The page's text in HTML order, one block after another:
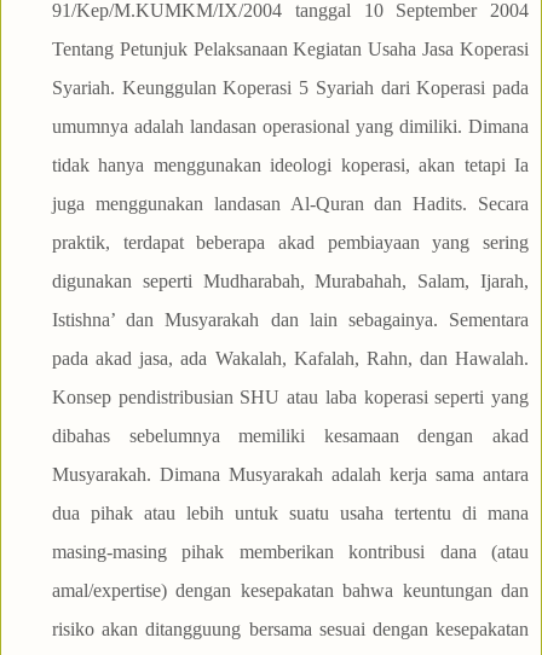
91/Kep/M.KUMKM/IX/2004 tanggal 10 September 2004
Tentang Petunjuk Pelaksanaan Kegiatan Usaha Jasa Koperasi
Syariah. Keunggulan Koperasi 5 Syariah dari Koperasi pada
umumnya adalah landasan operasional yang dimiliki. Dimana
tidak hanya menggunakan ideologi koperasi, akan tetapi Ia
juga menggunakan landasan Al-Quran dan Hadits. Secara
praktik, terdapat beberapa akad pembiayaan yang sering
digunakan seperti Mudharabah, Murabahah, Salam, Ijarah,
Istishna’ dan Musyarakah dan lain sebagainya. Sementara
pada akad jasa, ada Wakalah, Kafalah, Rahn, dan Hawalah.
Konsep pendistribusian SHU atau laba koperasi seperti yang
dibahas sebelumnya memiliki kesamaan dengan akad
Musyarakah. Dimana Musyarakah adalah kerja sama antara
dua pihak atau lebih untuk suatu usaha tertentu di mana
masing-masing pihak memberikan kontribusi dana (atau
amal/expertise) dengan kesepakatan bahwa keuntungan dan
risiko akan ditangguung bersama sesuai dengan kesepakatan